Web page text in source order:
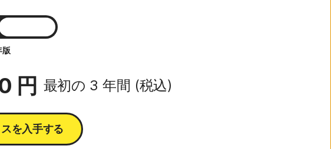
版
円 最初の 3 年間 (税込)
を入手する